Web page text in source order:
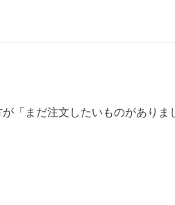
「まだ注文したいものがありま